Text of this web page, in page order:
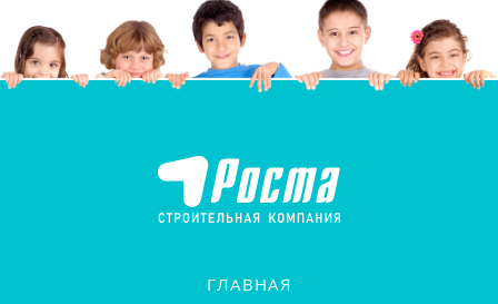
ГЛАВНАЯ